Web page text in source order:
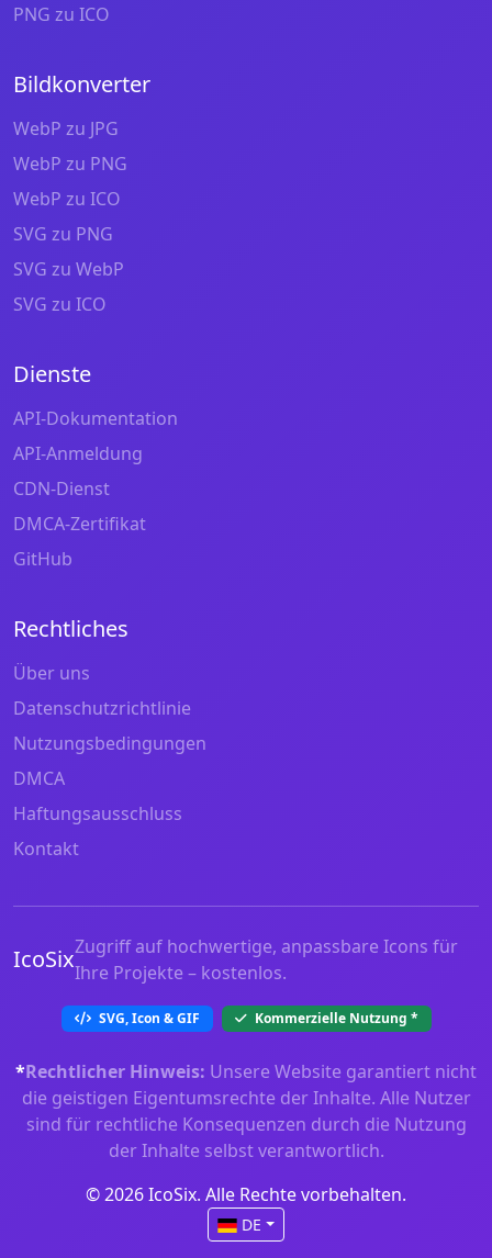
PNG zu ICO
Bildkonverter
WebP zu JPG
WebP zu PNG
WebP zu ICO
SVG zu PNG
SVG zu WebP
SVG zu ICO
Dienste
API-Dokumentation
API-Anmeldung
CDN-Dienst
DMCA-Zertifikat
GitHub
Rechtliches
Über uns
Datenschutzrichtlinie
Nutzungsbedingungen
DMCA
Haftungsausschluss
Kontakt
IcoSixZugriff auf hochwertige, anpassbare Icons für
Ihre Projekte – kostenlos.
SVG, Icon & GIF Kommerzielle Nutzung *
*Rechtlicher Hinweis: Unsere Website garantiert nicht
die geistigen Eigentumsrechte der Inhalte. Alle Nutzer
sind für rechtliche Konsequenzen durch die Nutzung
der Inhalte selbst verantwortlich.
© 2026 IcoSix. Alle Rechte vorbehalten.
DE